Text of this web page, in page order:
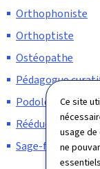
Ce site
usage
ne
Orthophoniste
Orthoptiste
Ostéopathe
Pédagogue
Podologue
Rééducateur en
Sage-femme